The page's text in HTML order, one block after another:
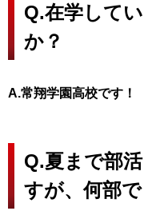
Q.在学して
か？
A.常翔学園高校です！
Q.夏まで部
すが、何部